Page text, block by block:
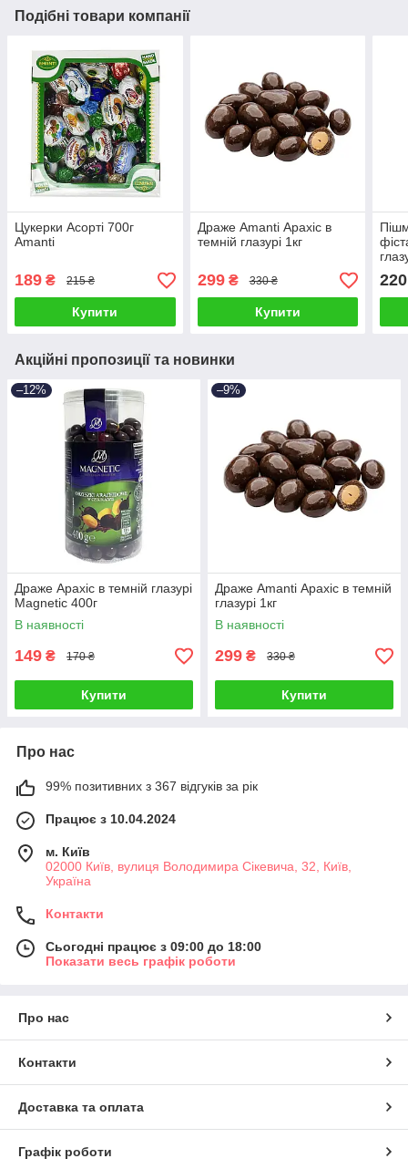
Подібні товари компанії
Цукерки Асорті 700г
Amanti
189 ₴ 215 ₴
Купити
Драже Amanti Арахіс в
темній глазурі 1кг
299₴ 330 ₴
Купити
220
Акційні пропозиції та новинки
–12%
Драже Арахіс в темній глазурі
Magnetic 400г
В наявності
149 ₴ 170 ₴
Купити
–9%
Драже Amanti Арахіс в темній
глазурі 1кг
В наявності
299 ₴ 330 ₴
Купити
Про нас
99% позитивних з 367 відгуків за рік
Працює з 10.04.2024
м. Київ
02000 Київ, вулиця Володимира Сікевича, 32, Київ,
Україна
Контакти
Сьогодні працює з 09:00 до 18:00
Показати весь графік роботи
Про нас
Контакти
Доставка та оплата
Графік роботи